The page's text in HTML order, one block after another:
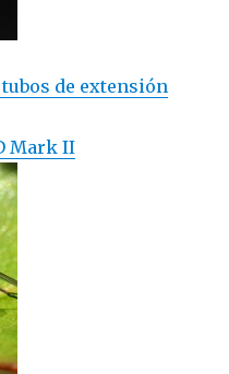
de extensión
Mark II